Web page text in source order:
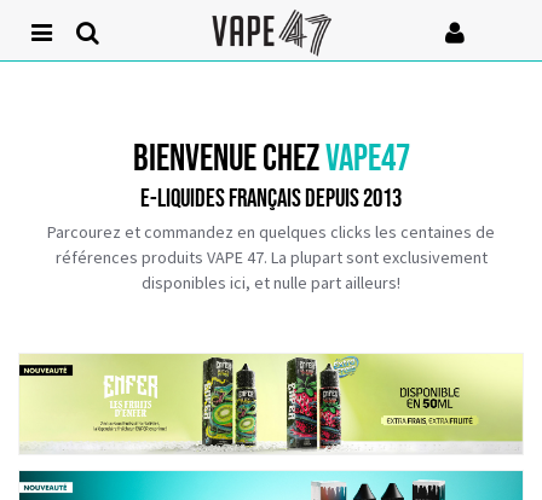
BIENVENUE CHEZVAPE47
E-LIQUIDES FRANÇAIS DEPUIS 2013
Parcourez et commandez en quelques clicks les centaines de
références produits VAPE 47. La plupart sont exclusivement
disponibles ici, et nulle part ailleurs!